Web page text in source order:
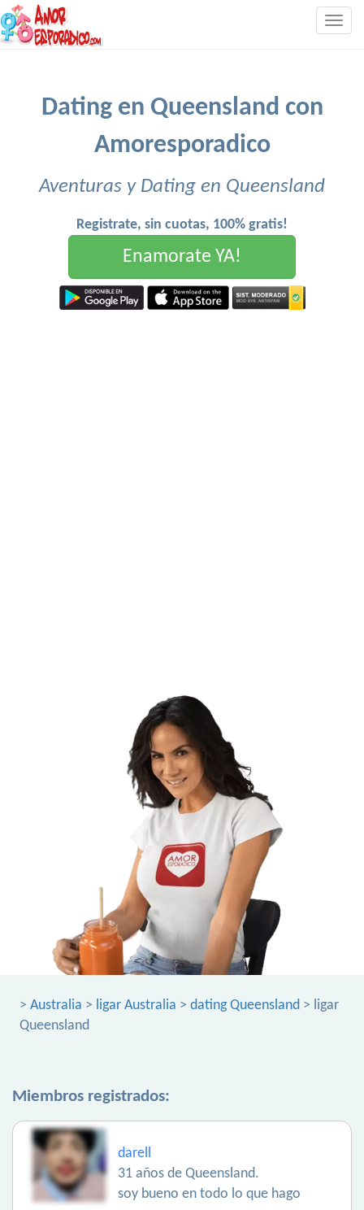
Dating en Queensland con
Amoresporadico
Aventuras y Dating en Queensland
Registrate, sin cuotas, 100% gratis!
Enamorate YA!
> Australia > ligar Australia > dating Queensland > ligar
Queensland
Miembros registrados:
darell
31 años de Queensland.
soy bueno en todo lo que hago